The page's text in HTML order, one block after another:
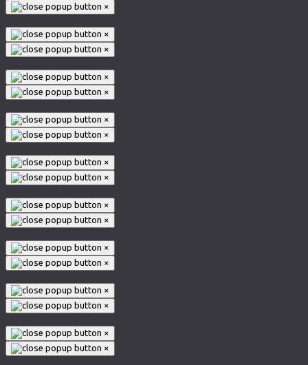
×
×
×
×
×
×
×
×
×
×
×
×
×
×
×
×
×